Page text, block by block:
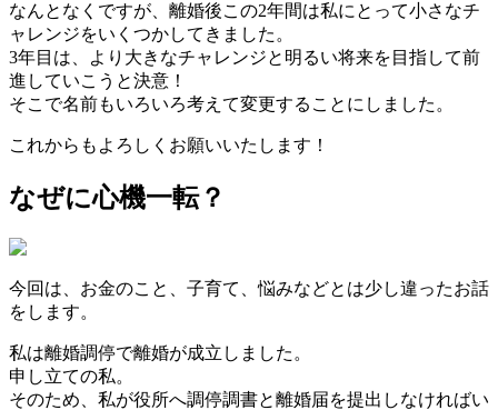
なんとなくですが、離婚後この2年間は私にとって小さなチ
ャレンジをいくつかしてきました。
3年目は、より大きなチャレンジと明るい将来を目指して前
進していこうと決意！
そこで名前もいろいろ考えて変更することにしました。
これからもよろしくお願いいたします！
なぜに心機一転？
今回は、お金のこと、子育て、悩みなどとは少し違ったお話
をします。
私は離婚調停で離婚が成立しました。
申し立ての私。
そのため、私が役所へ調停調書と離婚届を提出しなければい